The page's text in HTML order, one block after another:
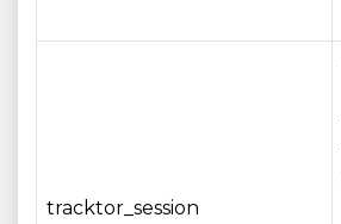
tracktor_session